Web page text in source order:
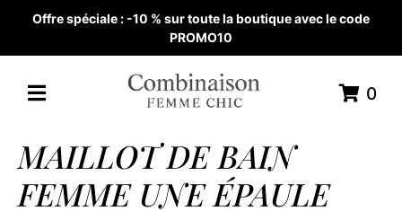
Offre spéciale : -10 % sur toute la boutique avec le code
PROMO10
0
MAILLOT DE BAIN
FEMME UNE ÉPAULE